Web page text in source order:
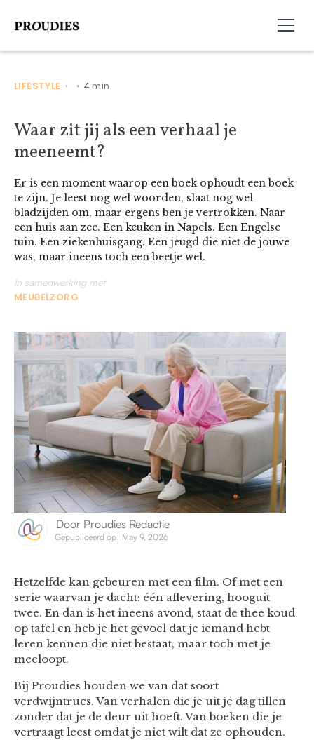
LIFESTYLE • • 4 min
Waar zit jij als een verhaal je
meeneemt?
Er is een moment waarop een boek ophoudt een boek
te zijn. Je leest nog wel woorden, slaat nog wel
bladzijden om, maar ergens ben je vertrokken. Naar
een huis aan zee. Een keuken in Napels. Een Engelse
tuin. Een ziekenhuisgang. Een jeugd die niet de jouwe
was, maar ineens toch een beetje wel.
In samenwerking met
MEUBELZORG
Door Proudies Redactie
Gepubliceerd op May 9, 2026
Hetzelfde kan gebeuren met een film. Of met een
serie waarvan je dacht: één aflevering, hooguit
twee. En dan is het ineens avond, staat de thee koud
op tafel en heb je het gevoel dat je iemand hebt
leren kennen die niet bestaat, maar toch met je
meeloopt.
Bij Proudies houden we van dat soort
verdwijntrucs. Van verhalen die je uit je dag tillen
zonder dat je de deur uit hoeft. Van boeken die je
vertraagt leest omdat je niet wilt dat ze ophouden.